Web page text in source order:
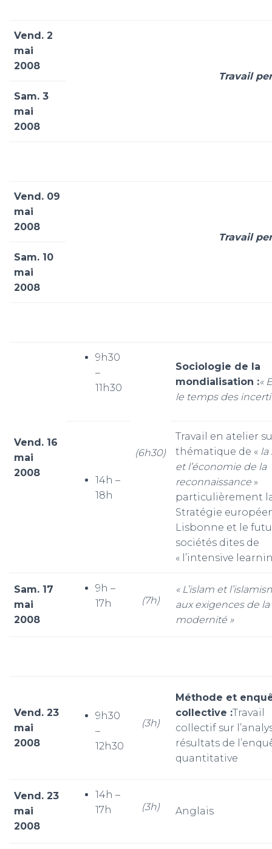
Vend. 2
mai
2008
Travail
Sam. 3
mai
2008
Vend. 09
mai
2008
Travail
Sam. 10
mai
2008
Vend. 16
mai
2008
9h30
–
11h30
(6h30)
Sociologie de la
mondialisation :«
le temps des
14h –
18h
Travail en atelier
thématique de « la
et l’économie de la
reconnaissance »
particulièrement
Stratégie
Lisbonne et le
sociétés dites de
« l’intensive
Sam. 17
mai
2008
9h –
17h
(7h)
« L’islam et
aux exigences de la
modernité »
Vend. 23
mai
2008
9h30
–
12h30
(3h)
Méthode et
collective :Travail
collectif sur
résultats de
quantitative
Vend. 23
mai
2008
14h –
17h
(3h) Anglais